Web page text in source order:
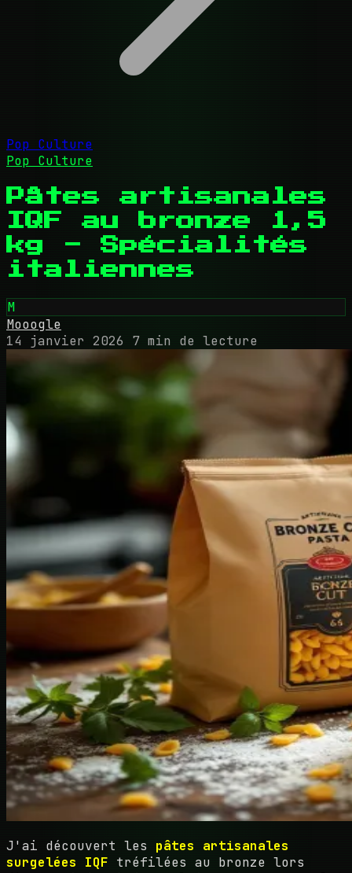
Pop Culture
Pop Culture
Pâtes artisanales
IQF au bronze 1,5
kg - Spécialités
italiennes
M
Mooogle
14 janvier 2026
7 min de lecture
J'ai découvert les pâtes artisanales
surgelées IQF tréfilées au bronze lors